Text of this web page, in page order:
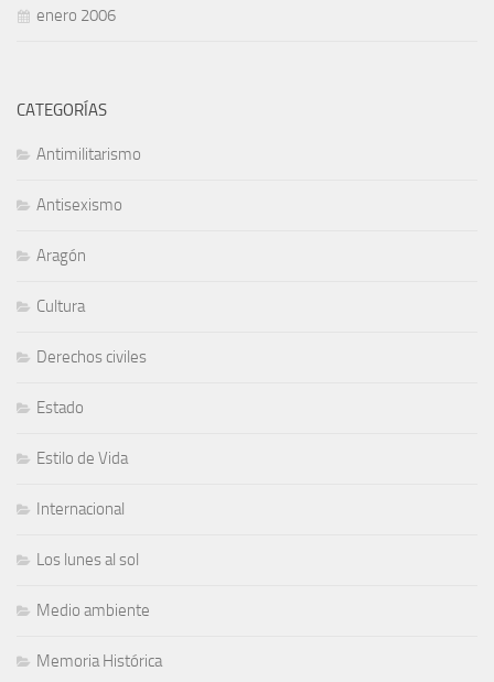
enero 2006
CATEGORÍAS
Antimilitarismo
Antisexismo
Aragón
Cultura
Derechos civiles
Estado
Estilo de Vida
Internacional
Los lunes al sol
Medio ambiente
Memoria Histórica